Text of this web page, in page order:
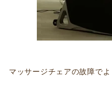
マッサージチェアの故障で